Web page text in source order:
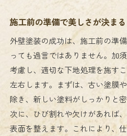
施工前の準備で美しさが決まる
外壁塗装の成功は、施工前の準
っても過言ではありません。加
考慮し、適切な下地処理を施す
左右します。まずは、古い塗膜
除き、新しい塗料がしっかりと
次に、ひび割れや欠けがあれば
表面を整えます。これにより、